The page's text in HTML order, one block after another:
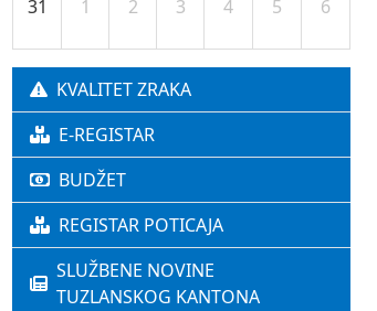
31 1 2 3 4 5 6
KVALITET ZRAKA
E-REGISTAR
BUDŽET
REGISTAR POTICAJA
SLUŽBENE NOVINE
TUZLANSKOG KANTONA